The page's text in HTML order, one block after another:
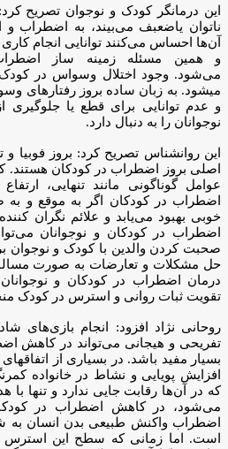
این درمانگر کودک و نوجوان تصریح
ناتوان یاضعبف می‌بیند، به اضطراب
آن‌ها احساس می‌کنند توانایی انجام کاری
و همین مسئله زمینه ساز
می‌شود. وجود اختلال وسواس در
میشود. به زبان ساده بروز رفتار‌های
و عدم توانایی برای قطع یا
نوجوانان را به دنبال دارد.
این روانشناس تصریح کرد: بروز فوبیا
اصلی بروز اضطراب در کودکان هستند.
عوامل گوناگونی مانند تنهایی،
اضطراب در کودکان اگر به موقع و
خوبی بهبود می‌یابد و علائم نگران
اضطراب در کودکان و نوجوانان
صحبت کردن والدین با کودک و
حل مشکلات و تعارضات به صورت
درمان اضطراب در کودکان و
تقویت ثبات روانی و استرس در کودک
روحانی نژاد افزود: انجام بازی‌های
تفریحی و هیجانی می‌تواند در کاهش
بسیار مفید باشد. در بسیاری از
افزایش پویایی و نشاط در خانواده
که در آن‌ها رقابت جایی ندارد و تنها
می‌شود، در کاهش اضطراب در
اضطراب واکنش طبیعی بدن انسان به
است. اما زمانی که سطح این استرس